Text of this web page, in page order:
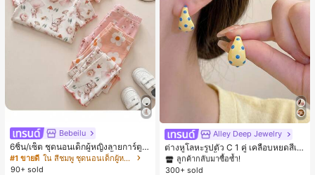
Bebeilu
6ชิ้น/เซ็ต ชุดนอนเด็กผู้หญิงลายการ์ตูน
หมีและดอกไม้ คอกลม แขนสั้น กางเกง
ขาสั้น ขอบระบาย สวมใส่สบาย
#1 ขายดี
ใน สีชมพู ชุดนอนเด็กผู้หญิง
90+ sold
Alley Deep Jewelry
ต่างหูโลหะรูปตัว C 1 คู่ เคลือบหยดสีเห
ลือง ลายจุดสีน้ำเงิน สไตล์ยุโรปและอเม
ริกัน แฟชั่นส่วนตัว หวานและสง่างาม
ใน โบโฮ ต่างหูผู้หญิง
ลูกค้ากลับมาซื้อซ้ำ!
เกือบหมดแล้ว!
#1 ขายดี ใน โบโฮ ต่างหูผู้หญิง
ลูกค้ากลับมาซื้อซ้ำ!
เกือบหมดแล้ว!
#1 ขายดี ใน โบโฮ ต่างหูผู้หญิง
ลูกค้ากลับมาซื้อซ้ำ!
เกือบหมดแล้ว!
#1 ขายดี ใน โบโฮ ต่างหูผู้หญิง
ลูกค้ากลับมาซื้อซ้ำ!
300+ sold